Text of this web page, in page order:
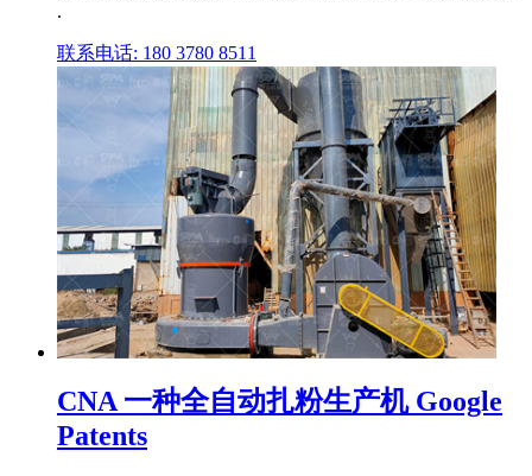
.
联系电话: 180 3780 8511
CNA 一种全自动扎粉生产机 Google
Patents